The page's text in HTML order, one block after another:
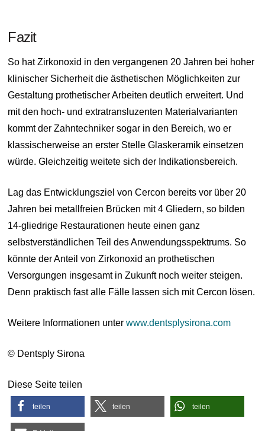
Fazit
So hat Zirkonoxid in den vergangenen 20 Jahren bei hoher
klinischer Sicherheit die ästhetischen Möglichkeiten zur
Gestaltung prothetischer Arbeiten deutlich erweitert. Und
mit den hoch- und extratransluzenten Materialvarianten
kommt der Zahntechniker sogar in den Bereich, wo er
klassischerweise an erster Stelle Glaskeramik einsetzen
würde. Gleichzeitig weitete sich der Indikationsbereich.
Lag das Entwicklungsziel von Cercon bereits vor über 20
Jahren bei metallfreien Brücken mit 4 Gliedern, so bilden
14-gliedrige Restaurationen heute einen ganz
selbstverständlichen Teil des Anwendungsspektrums. So
könnte der Anteil von Zirkonoxid an prothetischen
Versorgungen insgesamt in Zukunft noch weiter steigen.
Denn praktisch fast alle Fälle lassen sich mit Cercon lösen.
Weitere Informationen unterwww.dentsplysirona.com
© Dentsply Sirona
Diese Seite teilen
teilen teilen teilen